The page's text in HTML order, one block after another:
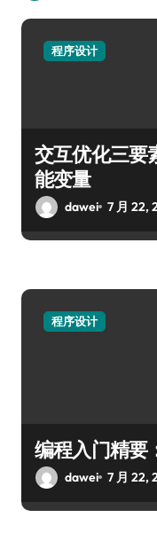
程序设计
交互优化三要
能变量
dawei 7 月 22,
程序设计
编程入门精要
dawei 7 月 22,